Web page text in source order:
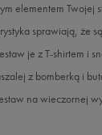
elementem Twojej
sprawiają, że
je z T-shirtem i
z bomberką i
na wieczornej